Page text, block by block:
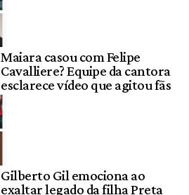
Maiara casou com Felipe
Cavalliere? Equipe da cantora
esclarece vídeo que agitou fãs
Gilberto Gil emociona ao
exaltar legado da filha Preta